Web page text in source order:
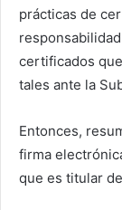
prácticas de
certificados
tales ante la
Entonces,
firma
que es titular